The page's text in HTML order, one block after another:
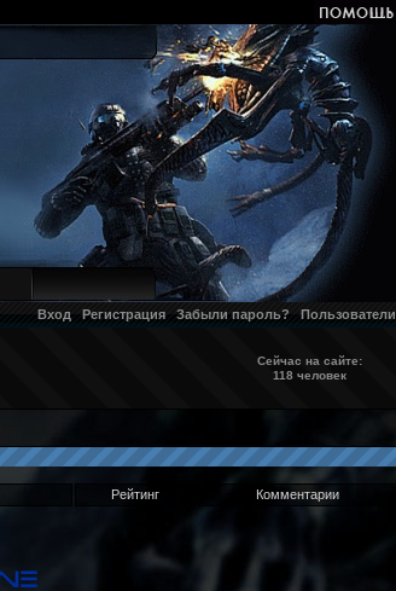
Вход Регистрация Забыли пароль? Пользователи
Сейчас на сайте:
118 человек
Рейтинг Комментарии